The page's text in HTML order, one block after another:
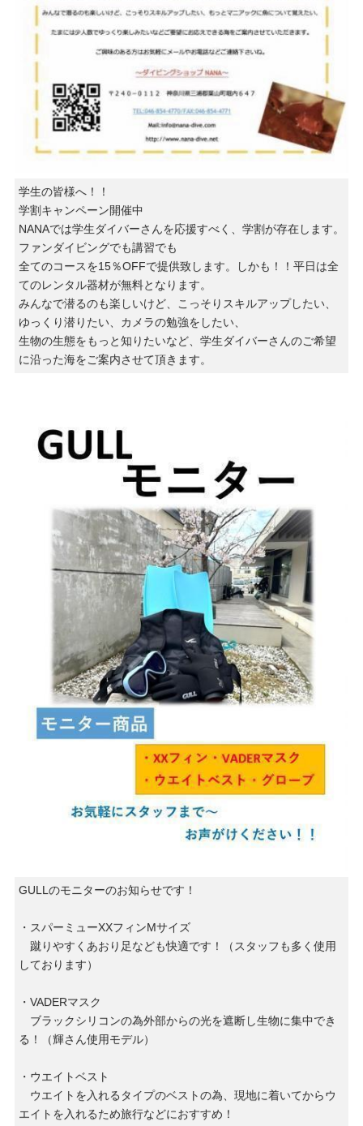
学生の皆様へ！！
学割キャンペーン開催中
NANAでは学生ダイバーさんを応援すべく、学割が存在します。
ファンダイビングでも講習でも
全てのコースを15％OFFで提供致します。しかも！！平日は全
てのレンタル器材が無料となります。
みんなで潜るのも楽しいけど、こっそりスキルアップしたい、
ゆっくり潜りたい、カメラの勉強をしたい、
生物の生態をもっと知りたいなど、学生ダイバーさんのご希望
に沿った海をご案内させて頂きます。
GULLのモニターのお知らせです！
・スパーミューXXフィンMサイズ
蹴りやすくあおり足なども快適です！（スタッフも多く使用
しております）
・VADERマスク
ブラックシリコンの為外部からの光を遮断し生物に集中でき
る！（輝さん使用モデル）
・ウエイトベスト
ウエイトを入れるタイプのベストの為、現地に着いてからウ
エイトを入れるため旅行などにおすすめ！